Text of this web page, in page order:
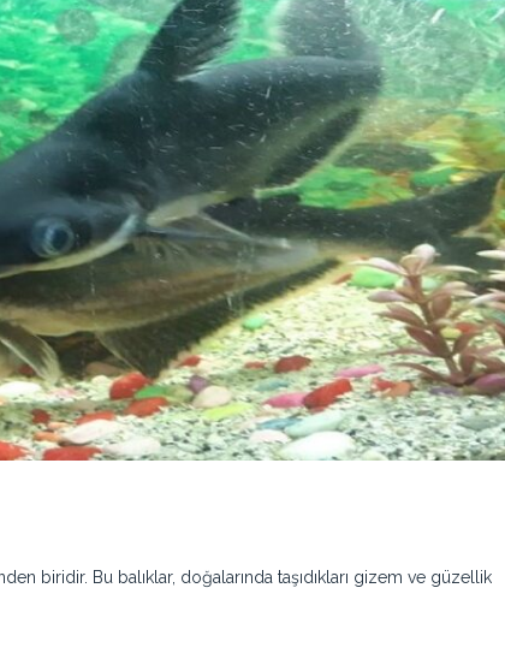
biridir. Bu balıklar, doğalarında taşıdıkları gizem ve güzellik